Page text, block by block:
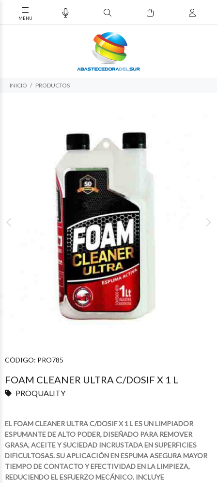
INICIO PRODUCTOS
CÓDIGO: PRO785
FOAM CLEANER ULTRA C/DOSIF X 1 L
PROQUALITY
EL FOAM CLEANER ULTRA C/DOSIF X 1 L ES UN LIMPIADOR
ESPUMANTE DE ALTO PODER, DISEÑADO PARA REMOVER
GRASA, ACEITE Y SUCIEDAD INCRUSTADA EN SUPERFICIES
DIFICULTOSAS. SU APLICACIÓN EN ESPUMA ASEGURA MAYOR
TIEMPO DE CONTACTO Y EFECTIVIDAD EN LA LIMPIEZA,
REDUCIENDO EL ESFUERZO MECÁNICO. INCLUYE